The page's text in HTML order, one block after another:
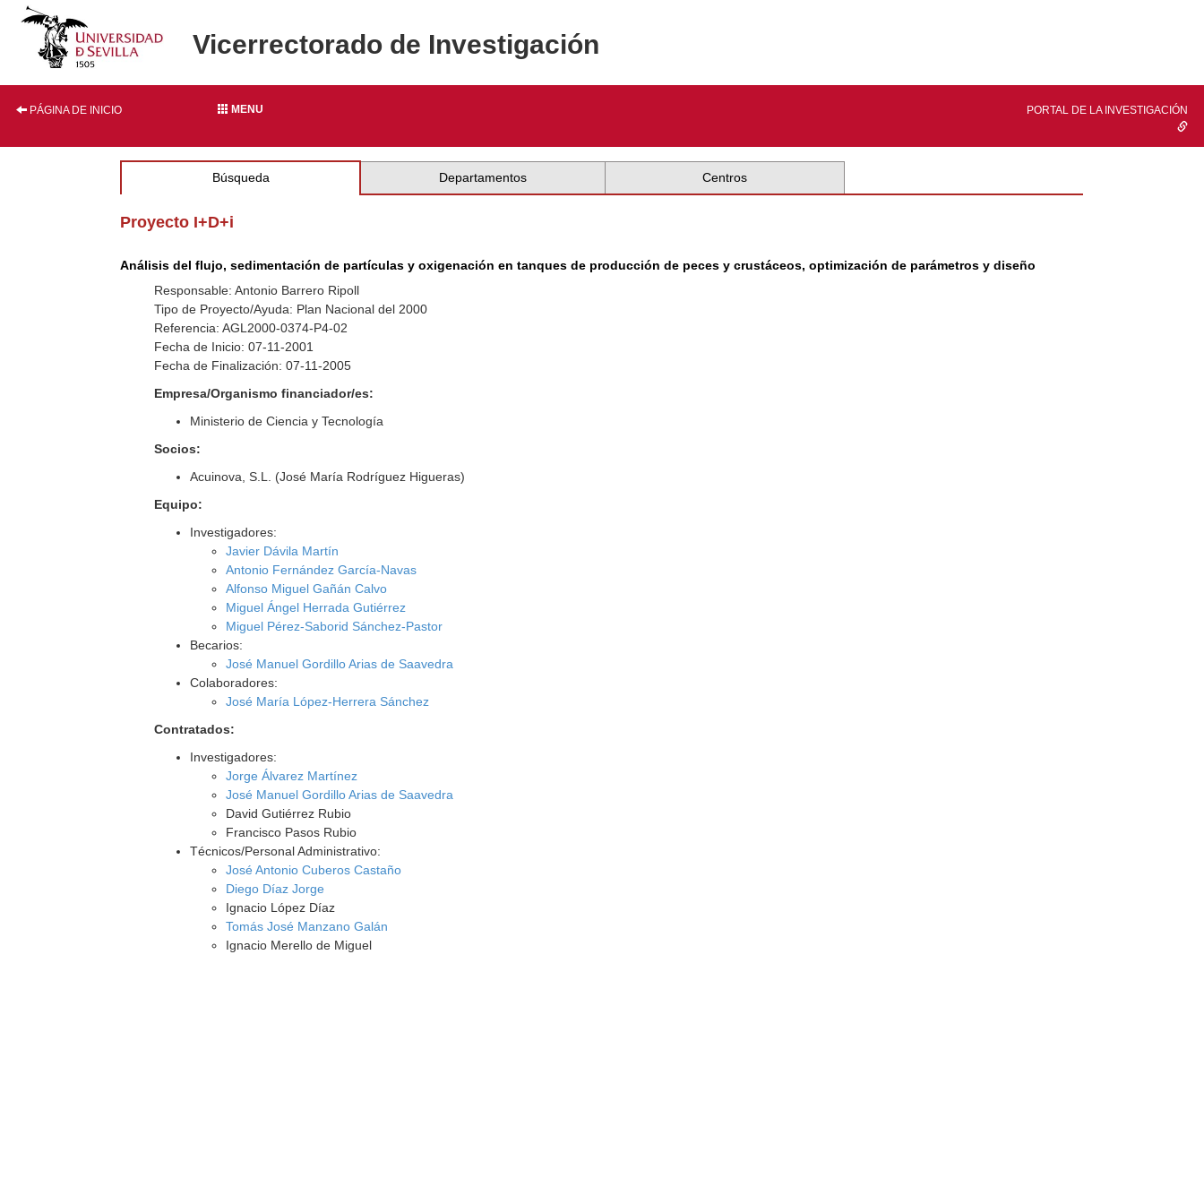
Vicerrectorado de Investigación
PÁGINA DE INICIO MENU PORTAL DE LA INVESTIGACIÓN
Búsqueda Departamentos Centros
Proyecto I+D+i
Análisis del flujo, sedimentación de partículas y oxigenación en tanques de producción de peces y crustáceos, optimización de parámetros y diseño
Responsable: Antonio Barrero Ripoll
Tipo de Proyecto/Ayuda: Plan Nacional del 2000
Referencia: AGL2000-0374-P4-02
Fecha de Inicio: 07-11-2001
Fecha de Finalización: 07-11-2005
Empresa/Organismo financiador/es:
Ministerio de Ciencia y Tecnología
Socios:
Acuinova, S.L. (José María Rodríguez Higueras)
Equipo:
Investigadores:
Javier Dávila Martín
Antonio Fernández García-Navas
Alfonso Miguel Gañán Calvo
Miguel Ángel Herrada Gutiérrez
Miguel Pérez-Saborid Sánchez-Pastor
Becarios:
José Manuel Gordillo Arias de Saavedra
Colaboradores:
José María López-Herrera Sánchez
Contratados:
Investigadores:
Jorge Álvarez Martínez
José Manuel Gordillo Arias de Saavedra
David Gutiérrez Rubio
Francisco Pasos Rubio
Técnicos/Personal Administrativo:
José Antonio Cuberos Castaño
Diego Díaz Jorge
Ignacio López Díaz
Tomás José Manzano Galán
Ignacio Merello de Miguel